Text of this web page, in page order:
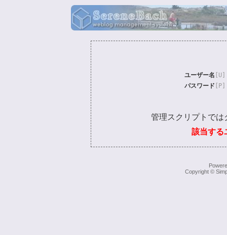
ユーザー名 [U]
パスワード [P]
管理スクリプトでは
該当する
Copyright ©